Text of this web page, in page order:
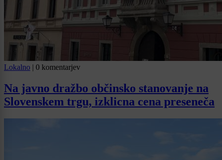
Lokalno | 0 komentarjev
Na javno dražbo občinsko stanovanje na
Slovenskem trgu, izklicna cena preseneča